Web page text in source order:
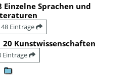
Einzelne Sprachen und
Einträge
20 Kunstwissenschaften
Einträge